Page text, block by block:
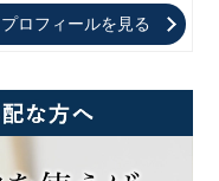
プロフィールを見る